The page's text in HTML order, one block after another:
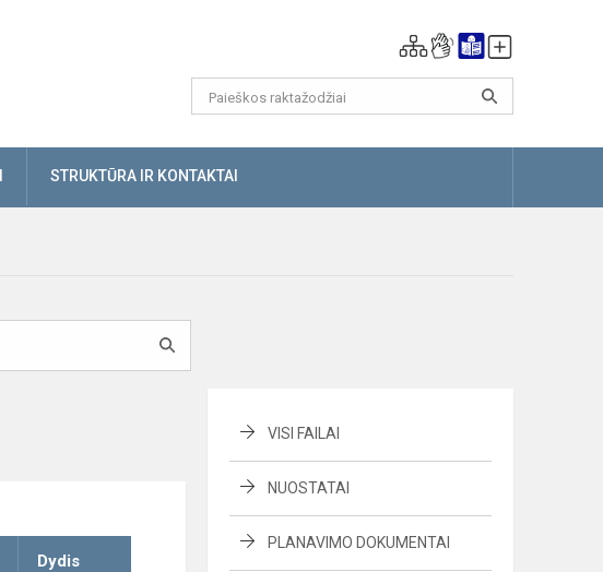
STRUKTŪRA IR KONTAKTAI
Dydis
VISI FAILAI
NUOSTATAI
PLANAVIMO DOKUMENTAI